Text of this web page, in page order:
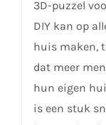
3D-puzzel
DIY kan op
huis maken,
dat meer
hun eigen
is een stuk